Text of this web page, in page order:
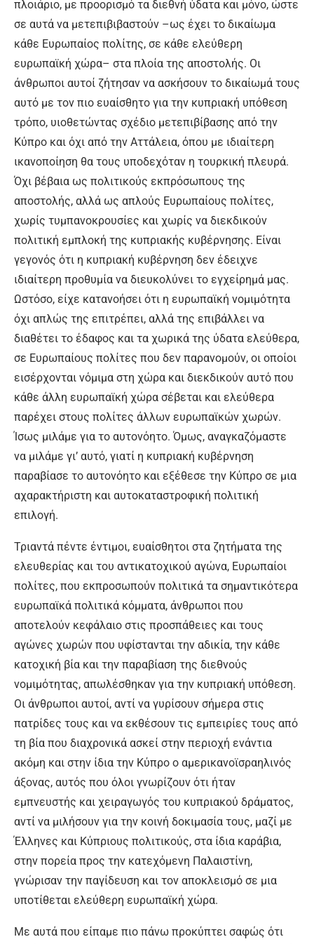
πλοιάριο, με προορισμό τα διεθνή ύδατα και μόνο, ώστε
σε αυτά να μετεπιβιβαστούν –ως έχει το δικαίωμα
κάθε Ευρωπαίος πολίτης, σε κάθε ελεύθερη
ευρωπαϊκή χώρα– στα πλοία της αποστολής. Οι
άνθρωποι αυτοί ζήτησαν να ασκήσουν το δικαίωμά τους
αυτό με τον πιο ευαίσθητο για την κυπριακή υπόθεση
τρόπο, υιοθετώντας σχέδιο μετεπιβίβασης από την
Κύπρο και όχι από την Αττάλεια, όπου με ιδιαίτερη
ικανοποίηση θα τους υποδεχόταν η τουρκική πλευρά.
Όχι βέβαια ως πολιτικούς εκπρόσωπους της
αποστολής, αλλά ως απλούς Ευρωπαίους πολίτες,
χωρίς τυμπανοκρουσίες και χωρίς να διεκδικούν
πολιτική εμπλοκή της κυπριακής κυβέρνησης. Είναι
γεγονός ότι η κυπριακή κυβέρνηση δεν έδειχνε
ιδιαίτερη προθυμία να διευκολύνει το εγχείρημά μας.
Ωστόσο, είχε κατανοήσει ότι η ευρωπαϊκή νομιμότητα
όχι απλώς της επιτρέπει, αλλά της επιβάλλει να
διαθέτει το έδαφος και τα χωρικά της ύδατα ελεύθερα,
σε Ευρωπαίους πολίτες που δεν παρανομούν, οι οποίοι
εισέρχονται νόμιμα στη χώρα και διεκδικούν αυτό που
κάθε άλλη ευρωπαϊκή χώρα σέβεται και ελεύθερα
παρέχει στους πολίτες άλλων ευρωπαϊκών χωρών.
Ίσως μιλάμε για το αυτονόητο. Όμως, αναγκαζόμαστε
να μιλάμε γι’ αυτό, γιατί η κυπριακή κυβέρνηση
παραβίασε το αυτονόητο και εξέθεσε την Κύπρο σε μια
αχαρακτήριστη και αυτοκαταστροφική πολιτική
επιλογή.
Τριαντά πέντε έντιμοι, ευαίσθητοι στα ζητήματα της
ελευθερίας και του αντικατοχικού αγώνα, Ευρωπαίοι
πολίτες, που εκπροσωπούν πολιτικά τα σημαντικότερα
ευρωπαϊκά πολιτικά κόμματα, άνθρωποι που
αποτελούν κεφάλαιο στις προσπάθειες και τους
αγώνες χωρών που υφίστανται την αδικία, την κάθε
κατοχική βία και την παραβίαση της διεθνούς
νομιμότητας, απωλέσθηκαν για την κυπριακή υπόθεση.
Οι άνθρωποι αυτοί, αντί να γυρίσουν σήμερα στις
πατρίδες τους και να εκθέσουν τις εμπειρίες τους από
τη βία που διαχρονικά ασκεί στην περιοχή ενάντια
ακόμη και στην ίδια την Κύπρο ο αμερικανοϊσραηλινός
άξονας, αυτός που όλοι γνωρίζουν ότι ήταν
εμπνευστής και χειραγωγός του κυπριακού δράματος,
αντί να μιλήσουν για την κοινή δοκιμασία τους, μαζί με
Έλληνες και Κύπριους πολιτικούς, στα ίδια καράβια,
στην πορεία προς την κατεχόμενη Παλαιστίνη,
γνώρισαν την παγίδευση και τον αποκλεισμό σε μια
υποτίθεται ελεύθερη ευρωπαϊκή χώρα.
Με αυτά που είπαμε πιο πάνω προκύπτει σαφώς ότι